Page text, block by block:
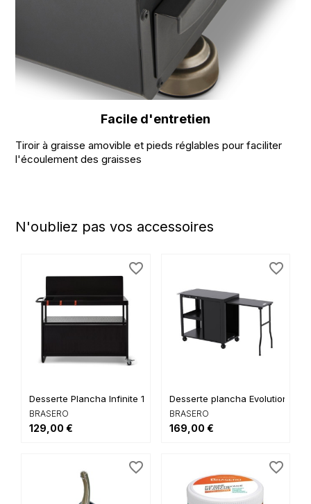
Facile d'entretien
Tiroir à graisse amovible et pieds réglables pour faciliter
l'écoulement des graisses
N'oubliez pas vos accessoires
Desserte Plancha Infinite 100
BRASERO
129,00 €
favorite_border
Desserte plancha Evolution
BRASERO
169,00 €
favorite_border
favorite_border favorite_border